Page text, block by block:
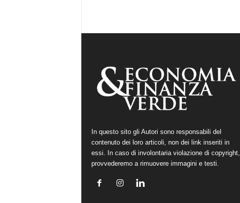
In questo sito gli Autori sono responsabili del
contenuto dei loro articoli, non dei link inseriti in
essi. In caso di involontaria violazione di copyright,
provvederemo a rimuovere immagini e testi.